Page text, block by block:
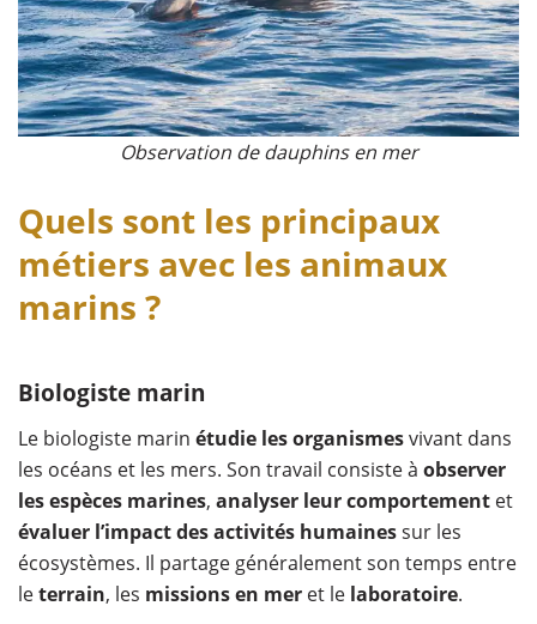
Observation de dauphins en mer
Quels sont les principaux
métiers avec les animaux
marins ?
Biologiste marin
Le biologiste marin étudie les organismesvivant dans
les océans et les mers. Son travail consiste à observer
les espèces marines, analyser leur comportement et
évaluer l’impact des activités humainessur les
écosystèmes. Il partage généralement son temps entre
leterrain, les missionsen mer et le laboratoire.